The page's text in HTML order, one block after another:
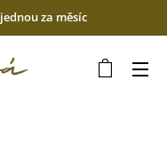
jednou za měsíc